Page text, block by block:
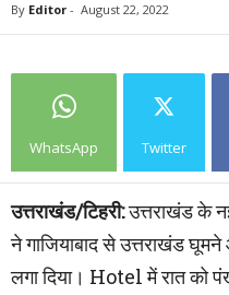
By Editor - August 22, 2022
WhatsApp Twitter
उत्तराखंड/टिहरी:उत्तराखंड के
ने गाजियाबाद से उत्तराखंड
लगा दिया। Hotel में रात को